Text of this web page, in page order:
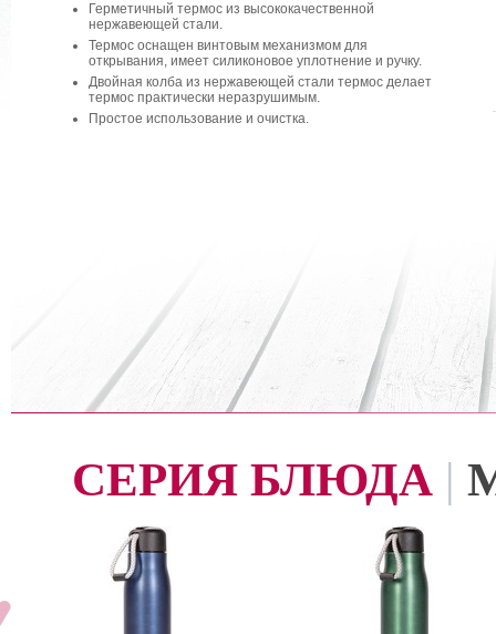
Герметичный термос из высококачественной
нержавеющей стали.
Термос оснащен винтовым механизмом для
открывания, имеет силиконовое уплотнение и ручку.
Двойная колба из нержавеющей стали термос делает
термос практически неразрушимым.
Простое использование и очистка.
СЕРИЯ БЛЮДА |